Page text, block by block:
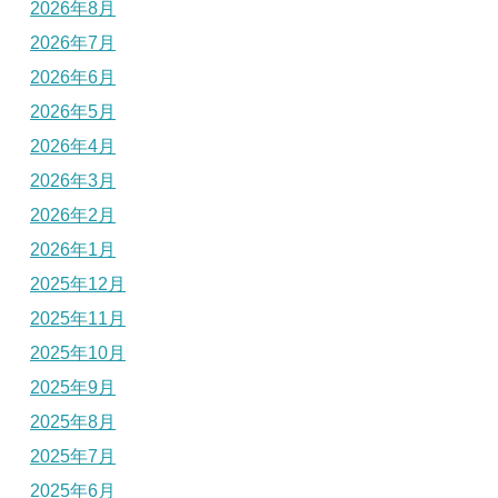
2026年8月
2026年7月
2026年6月
2026年5月
2026年4月
2026年3月
2026年2月
2026年1月
2025年12月
2025年11月
2025年10月
2025年9月
2025年8月
2025年7月
2025年6月